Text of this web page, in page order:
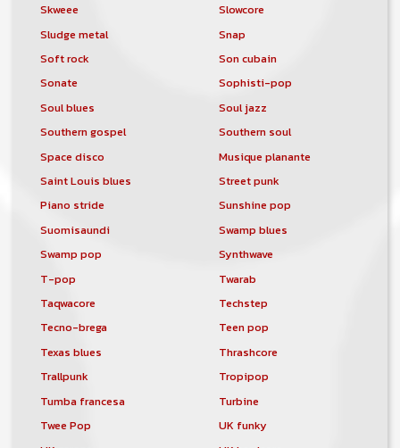
Skweee
Slowcore
Sludge metal
Snap
Soft rock
Son cubain
Sonate
Sophisti-pop
Soul blues
Soul jazz
Southern gospel
Southern soul
Space disco
Musique planante
Saint Louis blues
Street punk
Piano stride
Sunshine pop
Suomisaundi
Swamp blues
Swamp pop
Synthwave
T-pop
Twarab
Taqwacore
Techstep
Tecno-brega
Teen pop
Texas blues
Thrashcore
Trallpunk
Tropipop
Tumba francesa
Turbine
Twee Pop
UK funky